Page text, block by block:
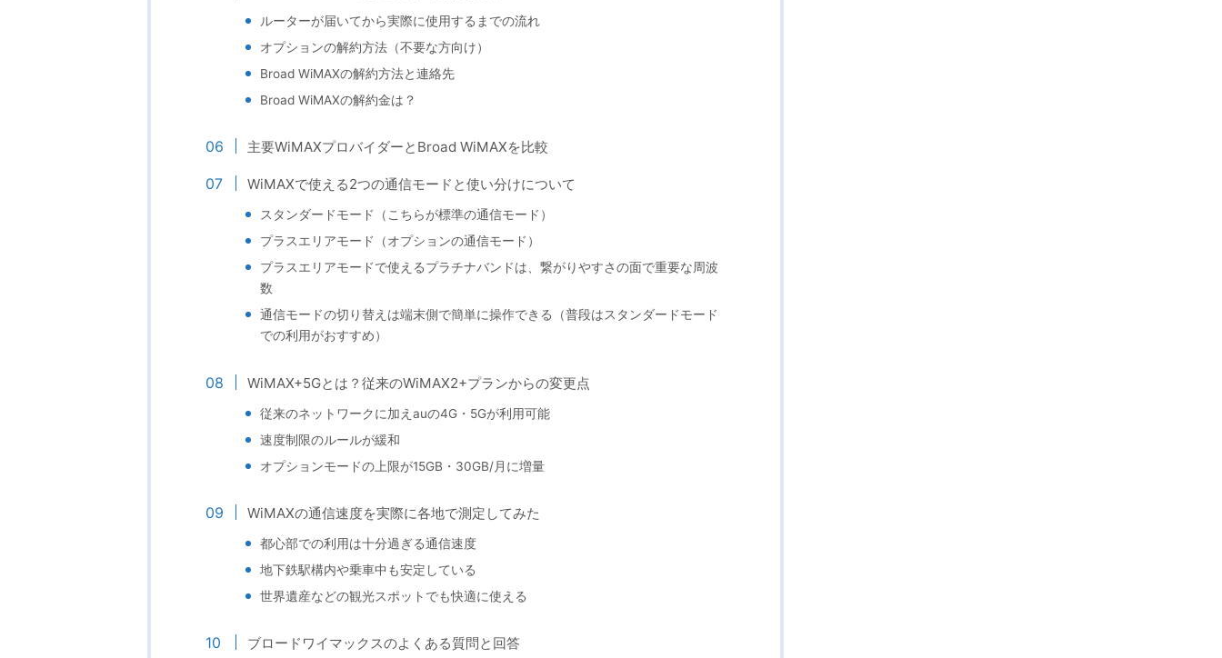
ルーターが届いてから実際に使用するまでの流れ
オプションの解約方法（不要な方向け）
Broad WiMAXの解約方法と連絡先
Broad WiMAXの解約金は？
主要WiMAXプロバイダーとBroad WiMAXを比較
WiMAXで使える2つの通信モードと使い分けについて
スタンダードモード（こちらが標準の通信モード）
プラスエリアモード（オプションの通信モード）
プラスエリアモードで使えるプラチナバンドは、繋がりやすさの面で重要な周波
数
通信モードの切り替えは端末側で簡単に操作できる（普段はスタンダードモード
での利用がおすすめ）
WiMAX+5Gとは？従来のWiMAX2+プランからの変更点
従来のネットワークに加えauの4G・5Gが利用可能
速度制限のルールが緩和
オプションモードの上限が15GB・30GB/月に増量
WiMAXの通信速度を実際に各地で測定してみた
都心部での利用は十分過ぎる通信速度
地下鉄駅構内や乗車中も安定している
世界遺産などの観光スポットでも快適に使える
ブロードワイマックスのよくある質問と回答